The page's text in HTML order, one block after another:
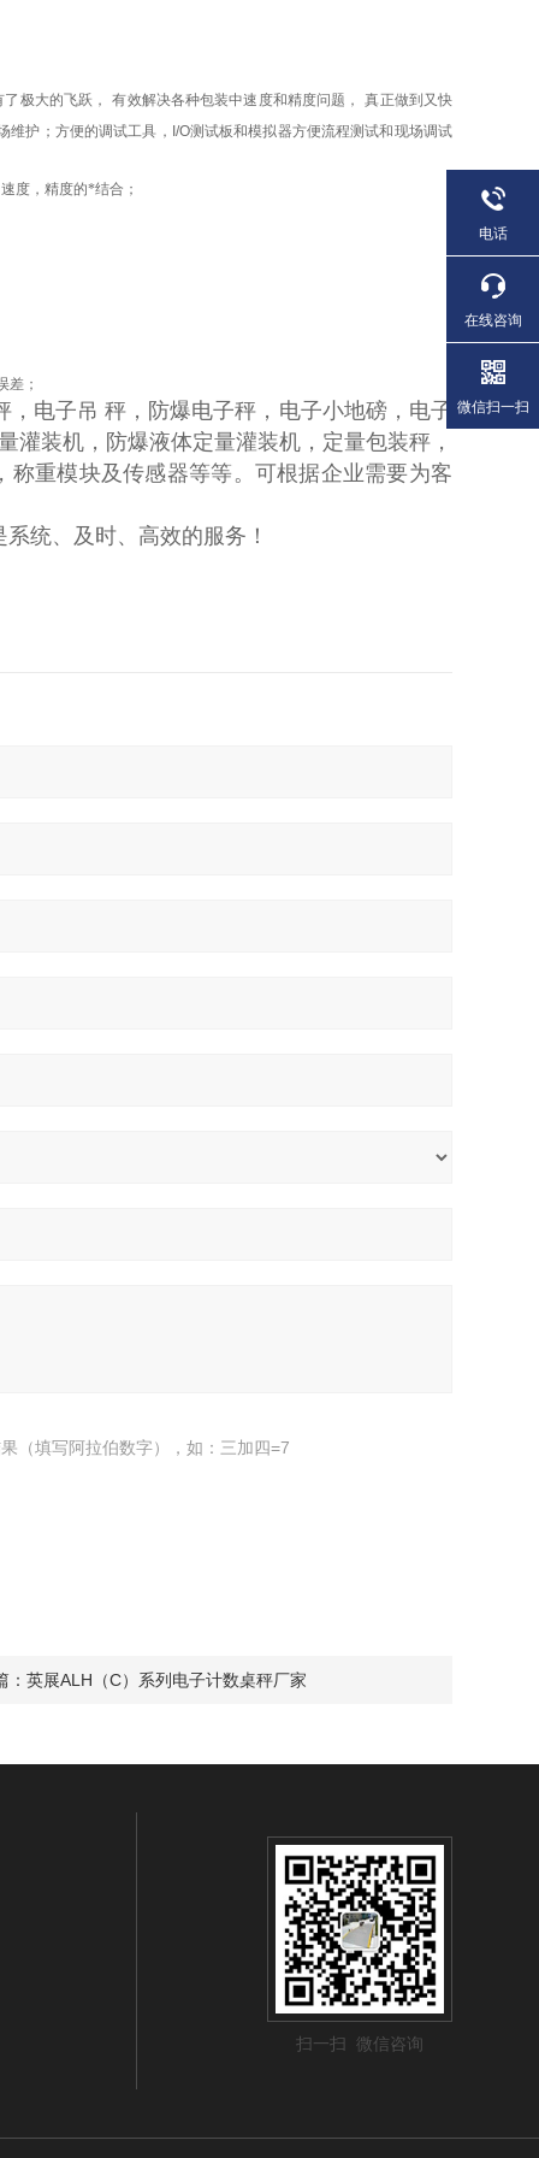
极大的飞跃， 有效解决各种包装中速度和精度问题，
真正做到又快
维护；方便的调试工具， I/O测试板和模拟器方便流程测试和现场调试
速度，精度的*结合；
差；
电子吊 秤，防爆电子秤，电子小地磅，电子
装机，防爆液体定量灌装机，定量包装秤，
重模块及传感器等等。可根据企业需要为客
统、及时、高效的服务！
（填写阿拉伯数字），如：三加四=7
： 英展ALH（C）系列电子计数桌秤厂家
扫一扫 微信咨询
电话
在线咨询
微信扫一扫